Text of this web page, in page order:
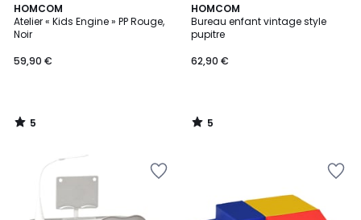
HOMCOM
Atelier « Kids Engine » PP Rouge,
Noir
59,90 €
5
/
5
5
/
HOMCOM
Bureau enfant vintage style
pupitre
62,90 €
5
/
5
5
/